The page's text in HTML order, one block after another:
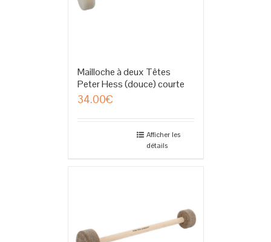
Mailloche à deux Têtes
Peter Hess (douce) courte
34.00€
Afficher les
détails